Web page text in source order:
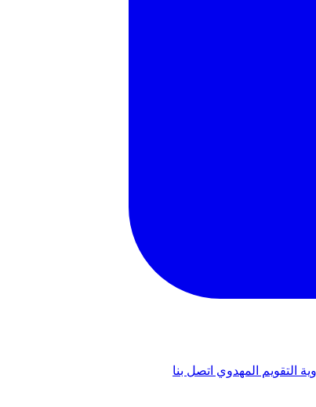
التقويم المهدوي اتصل بنا